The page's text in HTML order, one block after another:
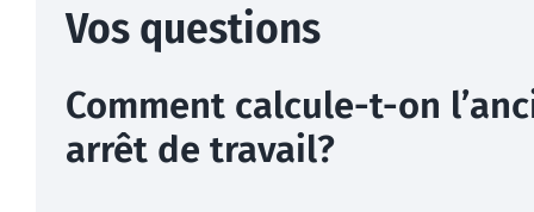
Vos questions
Comment calcule-t-on
arrêt de travail?